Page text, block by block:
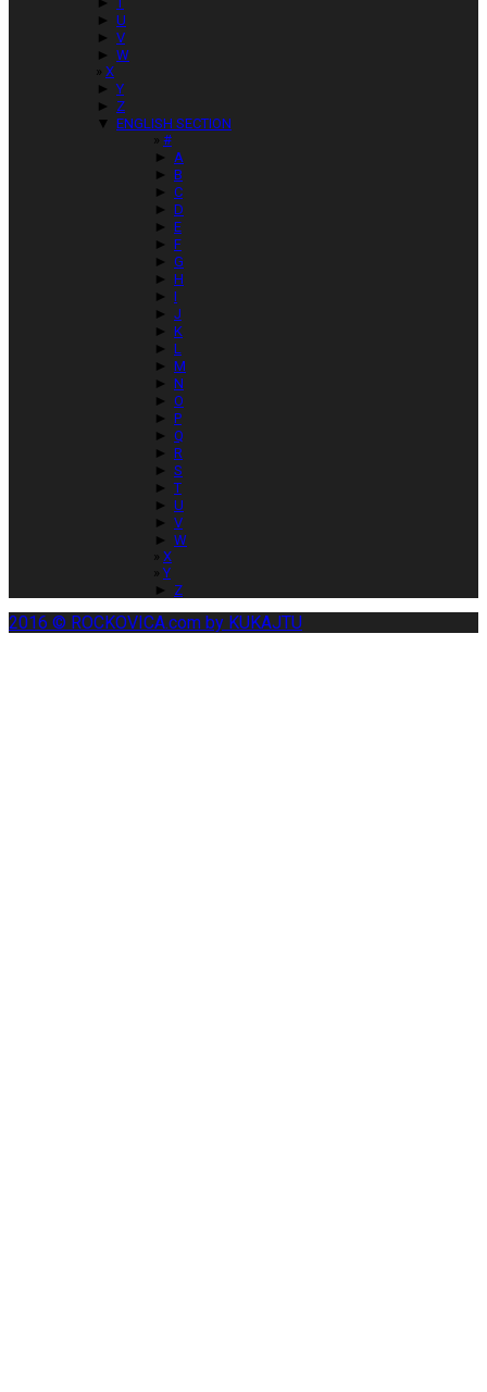
► U
► V
► W
X
► Y
► Z
▼ ENGLISH SECTION
#
► A
► B
► C
► D
► E
► F
► G
► H
► I
► J
► K
► L
► M
► N
► O
► P
► Q
► R
► S
► T
► U
► V
► W
X
Y
► Z
2016 © ROCKOVICA.com by KUKAJTU